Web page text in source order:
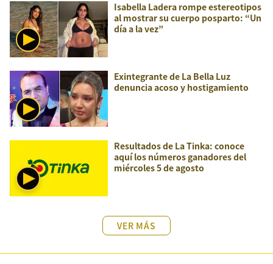
Isabella Ladera rompe estereotipos
al mostrar su cuerpo posparto: “Un
día a la vez”
Exintegrante de La Bella Luz
denuncia acoso y hostigamiento
Resultados de La Tinka: conoce
aquí los números ganadores del
miércoles 5 de agosto
VER MÁS